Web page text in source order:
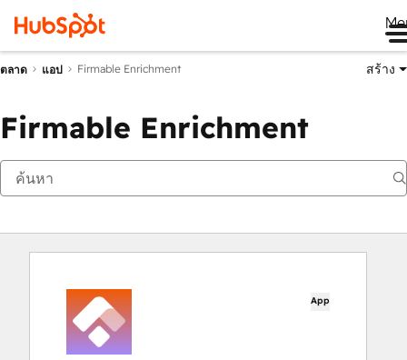
ตลาด แอป Firmable Enrichment สร้าง
Firmable Enrichment
App